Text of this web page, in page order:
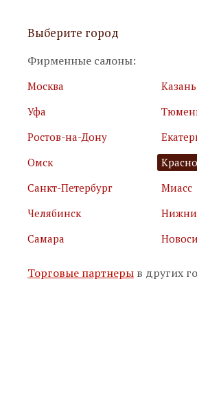
Персональные
Я принимаю
условия использования
Я соглашаюсь сполитикой
Подписаться
Выберите город
Фирменные салоны:
Москва
Казань
Уфа
Ростов-на-Дону
Омск
Санкт-Петербург
Миасс
Челябинск
Самара
Торговые партнеры в других